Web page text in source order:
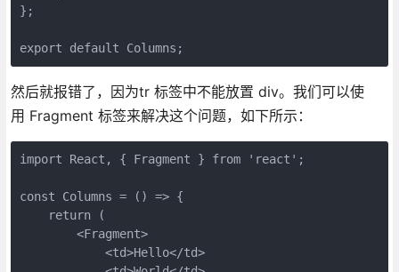
};
export default Columns;
然后就报错了，因为tr 标签中不能放置 div。我们可以使
用 Fragment 标签来解决这个问题，如下所示：
import React, { Fragment } from 'react';
const Columns = () => {
    return (
        <Fragment>
            <td>Hello</td>